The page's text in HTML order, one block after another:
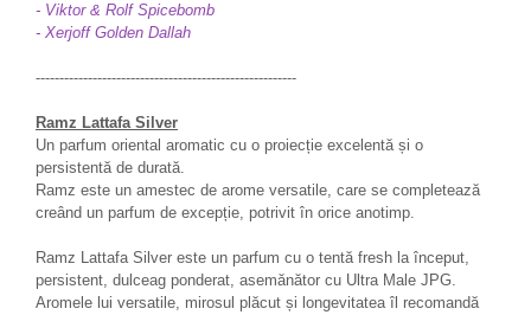
- Viktor & Rolf Spicebomb
- Xerjoff Golden Dallah
-------------------------------------------------------
Ramz Lattafa Silver
Un parfum oriental aromatic cu o proiecție excelentă și o
persistentă de durată.
Ramz este un amestec de arome versatile, care se completează
creând un parfum de excepție, potrivit în orice anotimp.
Ramz Lattafa Silver este un parfum cu o tentă fresh la început,
persistent, dulceag ponderat, asemănător cu Ultra Male JPG.
Aromele lui versatile, mirosul plăcut și longevitatea îl recomandă